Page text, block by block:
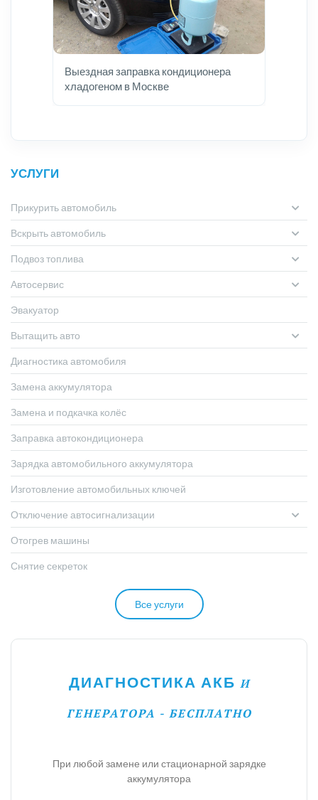
Выездная заправка кондиционера
хладогеном в Москве
УСЛУГИ
Прикурить автомобиль
Вскрыть автомобиль
Подвоз топлива
Автосервис
Эвакуатор
Вытащить авто
Диагностика автомобиля
Замена аккумулятора
Замена и подкачка колёс
Заправка автокондиционера
Зарядка автомобильного аккумулятора
Изготовление автомобильных ключей
Отключение автосигнализации
Отогрев машины
Снятие секреток
Все услуги
ДИАГНОСТИКА АКБ И
ГЕНЕРАТОРА - БЕСПЛАТНО
При любой замене или стационарной зарядке
аккумулятора